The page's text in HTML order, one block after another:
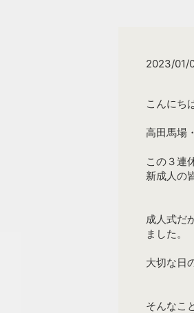
2023/01/
こんにち
高田馬場
この３連
新成人の
成人式だ
ました。
大切な日
そんなこ